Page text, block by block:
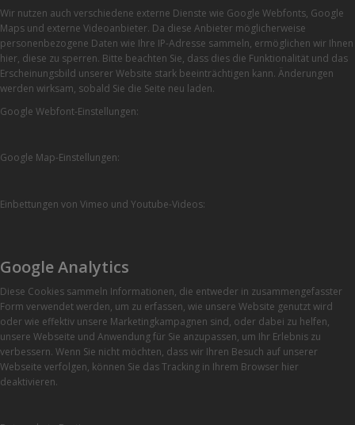
Wir nutzen auch verschiedene externe Dienste wie Google Webfonts, Google
Maps und externe Videoanbieter. Da diese Anbieter möglicherweise
personenbezogene Daten wie Ihre IP-Adresse sammeln, ermöglichen wir Ihnen
hier, diese zu sperren. Bitte beachten Sie, dass dies die Funktionalität und das
Erscheinungsbild unserer Website stark beeinträchtigen kann. Änderungen
werden wirksam, sobald Sie die Seite neu laden.
Google Webfont-Einstellungen:
Google Map-Einstellungen:
Einbettungen von Vimeo und Youtube-Videos:
Google Analytics
Diese Cookies sammeln Informationen, die entweder in zusammengefasster
Form verwendet werden, um zu erfassen, wie unsere Website genutzt wird
oder wie effektiv unsere Marketingkampagnen sind, oder dabei zu helfen,
unsere Webseite und Anwendung für Sie anzupassen, um Ihr Erlebnis zu
verbessern. Wenn Sie nicht möchten, dass wir Ihren Besuch auf unserer
Webseite verfolgen, können Sie das Tracking in Ihrem Browser hier
deaktivieren.